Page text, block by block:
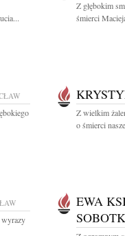
Z głębokim
śmierci
Z wielkim
o śmierci
EWA